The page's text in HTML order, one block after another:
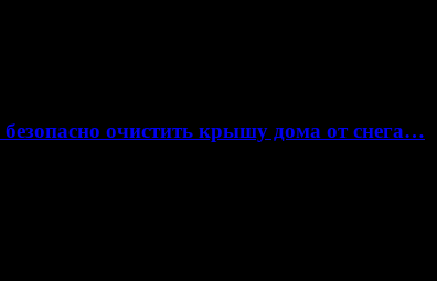
очистить крышу дома от снега…